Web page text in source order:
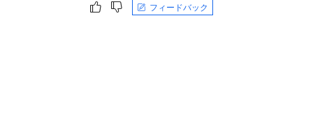
フィードバック